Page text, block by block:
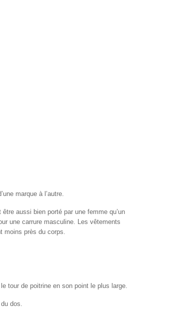
marque à l’autre.
aussi bien porté par une femme qu’un
une carrure masculine. Les vêtements
moins près du corps.
tour de poitrine en son point le plus large.
dos.